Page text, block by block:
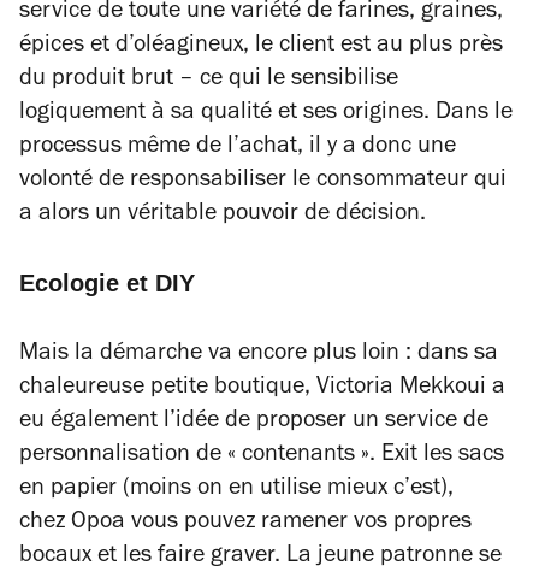
service de toute une variété de farines, graines,
épices et d’oléagineux, le client est au plus près
du produit brut – ce qui le sensibilise
logiquement à sa qualité et ses origines. Dans le
processus même de l’achat, il y a donc une
volonté de responsabiliser le consommateur qui
a alors un véritable pouvoir de décision.
Ecologie et DIY
Mais la démarche va encore plus loin : dans sa
chaleureuse petite boutique, Victoria Mekkoui a
eu également l’idée de proposer un service de
personnalisation de « contenants ». Exit les sacs
en papier (moins on en utilise mieux c’est),
chez Opoa vous pouvez ramener vos propres
bocaux et les faire graver. La jeune patronne se